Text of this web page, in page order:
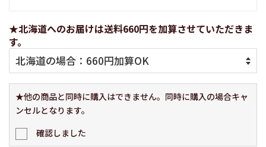
★北海道へのお届けは送料660円を加算させていただきま
す。
★他の商品と同時に購入はできません。同時に購入の場合キャ
ンセルとなります。
確認しました